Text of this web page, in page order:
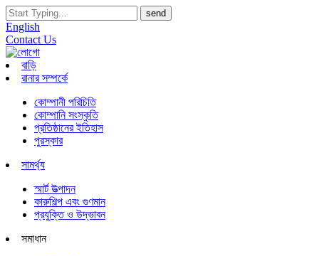
English
Contact Us
বাড়ি
রানার সম্পর্কে
কোম্পানী পরিচিতি
কোম্পানি সংস্কৃতি
প্রতিষ্ঠানের ইতিহাস
পুরস্কার
সামর্থ্য
স্মার্ট উত্পাদন
কারুশিল্প এবং গুণমান
প্রযুক্তি ও উদ্ভাবন
সমাধান